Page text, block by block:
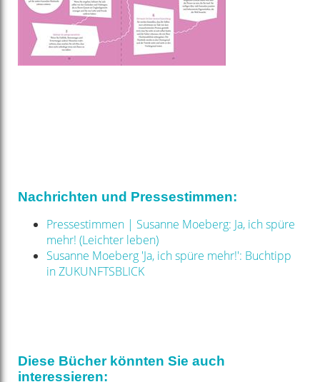
Nachrichten und Pressestimmen:
Pressestimmen | Susanne Moeberg: Ja, ich spüre
mehr! (Leichter leben)
Susanne Moeberg 'Ja, ich spüre mehr!': Buchtipp
in ZUKUNFTSBLICK
Diese Bücher könnten Sie auch
interessieren: